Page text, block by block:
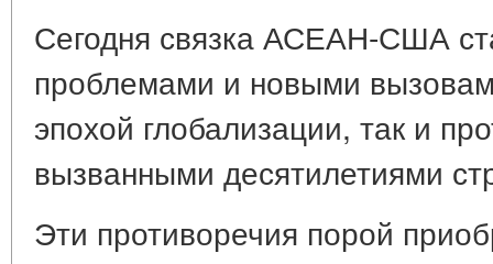
Сегодня связка АСЕАН-США
проблемами и новыми
эпохой глобализации, так и
вызванными десятилетиями
Эти противоречия порой